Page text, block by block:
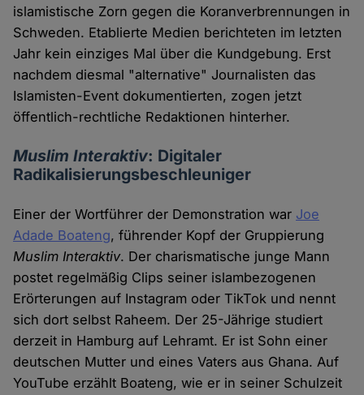
islamistische Zorn gegen die Koranverbrennungen in
Schweden. Etablierte Medien berichteten im letzten
Jahr kein einziges Mal über die Kundgebung. Erst
nachdem diesmal "alternative" Journalisten das
Islamisten-Event dokumentierten, zogen jetzt
öffentlich-rechtliche Redaktionen hinterher.
Muslim Interaktiv: Digitaler
Radikalisierungsbeschleuniger
Einer der Wortführer der Demonstration war Joe
Adade Boateng, führender Kopf der Gruppierung
Muslim Interaktiv. Der charismatische junge Mann
postet regelmäßig Clips seiner islambezogenen
Erörterungen auf Instagram oder TikTok und nennt
sich dort selbst Raheem. Der 25-Jährige studiert
derzeit in Hamburg auf Lehramt. Er ist Sohn einer
deutschen Mutter und eines Vaters aus Ghana. Auf
YouTube erzählt Boateng, wie er in seiner Schulzeit